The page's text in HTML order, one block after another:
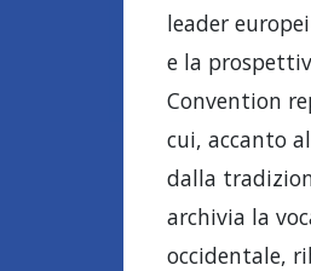
leader
e la
Convention
cui, accanto
dalla
archivia la
occidentale,